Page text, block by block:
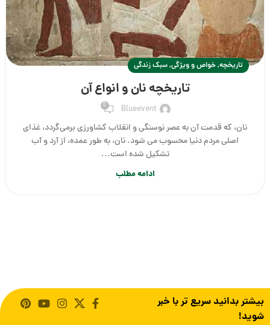
تاریخچه,خواص و ویژگی,سبک زندگی
تاریخچه نان و انواع آن
Blueevent
0
نان، که قدمت آن به عصر نوسنگی و انقلاب کشاورزی برمی‌گردد، غذای
اصلی مردم دنیا محسوب می شود. نان، به طور عمده، از آرد و آب
تشکیل شده است...
ادامه مطلب
بیشتر بدانید سریع تر با خبر
شوید!